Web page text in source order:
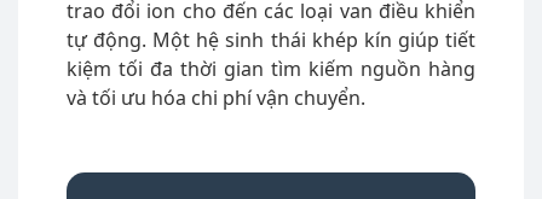
trao đổi ion cho đến các loại van điều khiển
tự động. Một hệ sinh thái khép kín giúp tiết
kiệm tối đa thời gian tìm kiếm nguồn hàng
và tối ưu hóa chi phí vận chuyển.